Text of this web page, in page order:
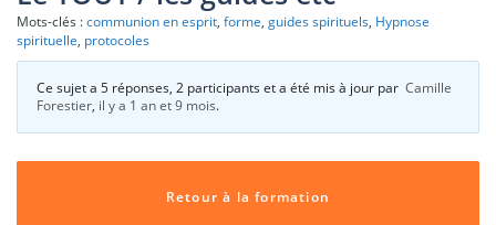
Mots-clés :communion en esprit, forme, guides spirituels, Hypnose
spirituelle, protocoles
Ce sujet a 5 réponses, 2 participants et a été mis à jour par Camille
Forestier, il y a 1 an et 9 mois.
Retour à la formation